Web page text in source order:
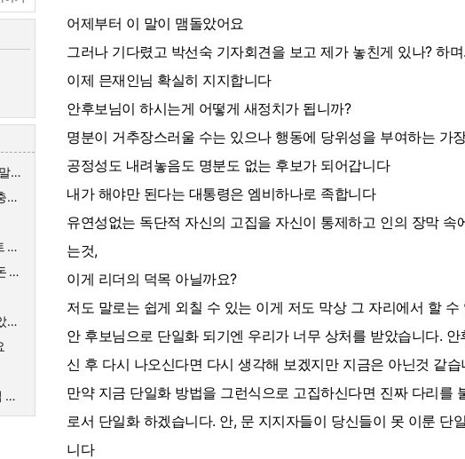
와 하이닉스 빠진거 보소,말이 안나옴
시댁에 막말하는 아내에 충격받은 스튜디오
서울 무주택자들 헬게이트 열리네요
저 5월 16일에 주식에서 돈 90% 뺐다고 글 올렸어요
이승기 전세금 반환 못받았네요
"참으려고 했는데" 고깃집 사장님 결국 CCTV 공개한 이유
어제부터 이 말이 맴돌았어요
그러나 기다렸고 박선숙 기자회견을 보고 제가 놓친게 있나? 하며
이제 믄재인님 확실히 지지합니다
안후보님이 하시는게 어떻게 새정치가 됩니까?
명분이 거추장스러울 수는 있으나 행동에 당위성을 부여하는 가
공정성도 내려놓음도 명분도 없는 후보가 되어갑니다
내가 해야만 된다는 대통령은 엠비하나로 족합니다
유연성없는 독단적 자신의 고집을 자신이 통제하고 인의 장막 속
는것,
이게 리더의 덕목 아닐까요?
저도 말로는 쉽게 외칠 수 있는 이게 저도 막상 그 자리에서 할 수
안 후보님으로 단일화 되기엔 우리가 너무 상처를 받았습니다.
신 후 다시 나오신다면 다시 생각해 보겠지만 지금은 아닌것 같습
만약 지금 단일화 방법을 그런식으로 고집하신다면 진짜 다리를
로서 단일화 하겠습니다. 안, 문 지지자들이 당신들이 못 이룬 단
니다